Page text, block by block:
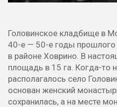
Головинское кладбище в
40-е — 50-е годы прошлого
в районе Ховрино. В
площадь в 15 га. Когда-то
располагалось село
основан женский
сохранилась, а на месте